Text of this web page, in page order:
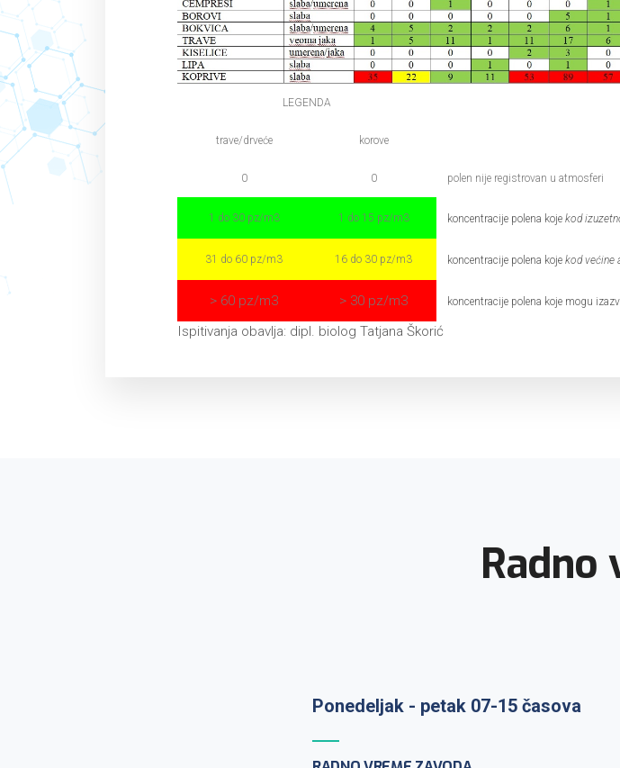
LEGENDA
trave/drveće korove
0 0 polen nije registrovan u atmosferi
1 do 30 pz/m3 1 do 15 pz/m3 koncentracije polena koje kod
31 do 60 pz/m3 16 do 30 pz/m3 koncentracije polena koje kod većine
> 60 pz/m3 > 30 pz/m3 koncentracije polena koje mogu
Ispitivanja obavlja: dipl. biolog Tatjana Škorić
Radno
Prijem uzoraka: ponedeljak-petak 7-